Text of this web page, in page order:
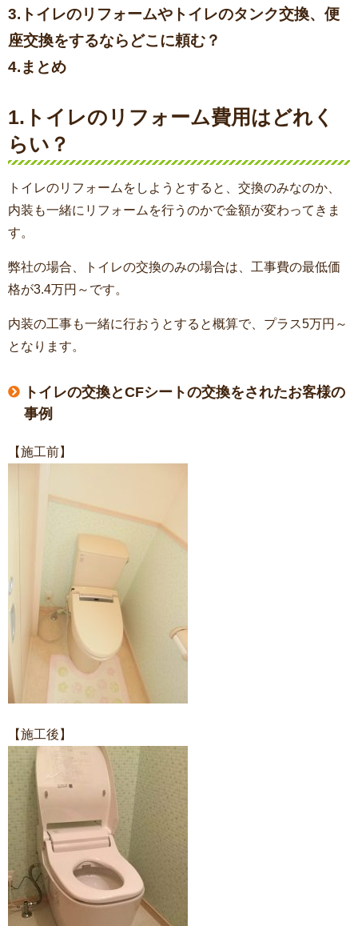
3.トイレのリフォームやトイレのタンク交換、便
座交換をするならどこに頼む？
4.まとめ
1.トイレのリフォーム費用はどれく
らい？
トイレのリフォームをしようとすると、交換のみなのか、
内装も一緒にリフォームを行うのかで金額が変わってきま
す。
弊社の場合、トイレの交換のみの場合は、工事費の最低価
格が3.4万円～です。
内装の工事も一緒に行おうとすると概算で、プラス5万円～
となります。
トイレの交換とCFシートの交換をされたお客様の
事例
【施工前】
【施工後】